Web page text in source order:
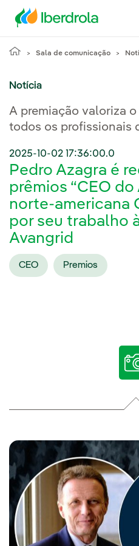
Sala de comunicação
Notícia
A premiação valoriza
todos os profissionais
2025-10-02 17:36:00.0
Pedro Azagra é
prêmios “CEO do
norte-americana
por seu trabalho
Avangrid
CEO Premios